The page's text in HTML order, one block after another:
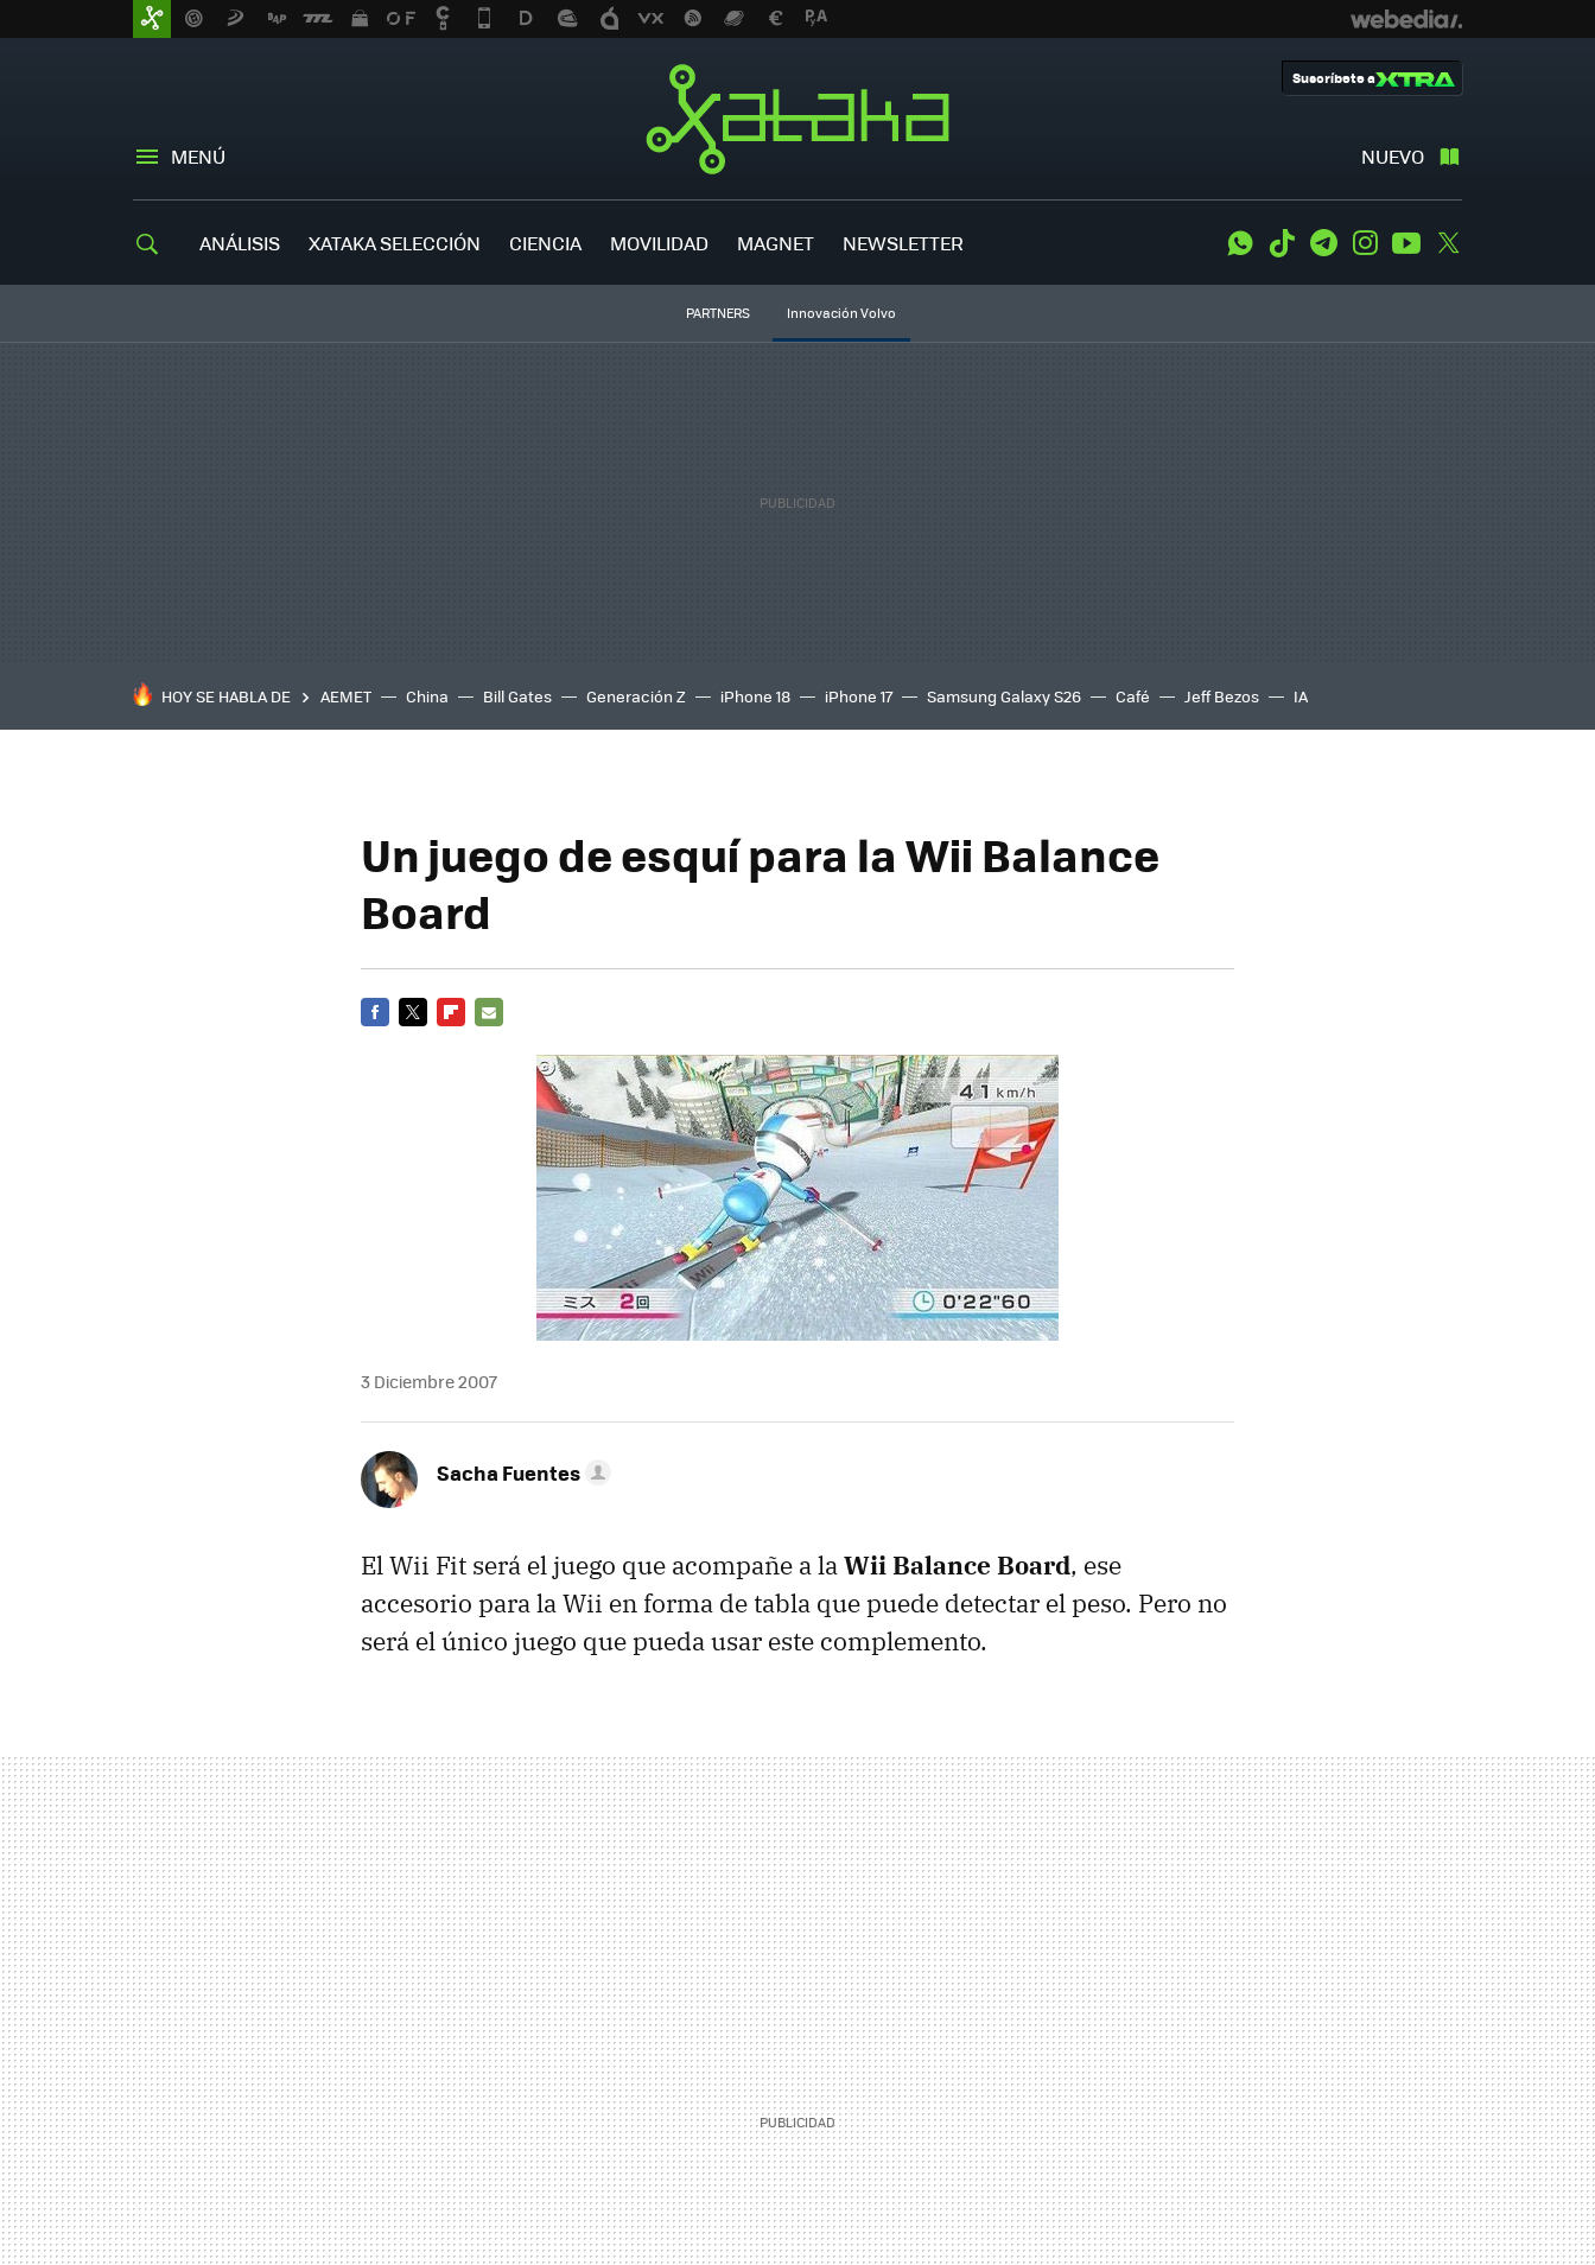
MENÚ NUEVO
Suscríbete a
ANÁLISIS XATAKA SELECCIÓN CIENCIA MOVILIDAD MAGNET NEWSLETTER WhatsApp
Tiktok TelegramInstagramYoutube
PARTNERS Innovación Volvo
HOY SE HABLA DE AEMET China Bill Gates Generación Z iPhone 18 iPhone 17 Samsung Galaxy S26 Café Jeff Bezos IA
Un juego de esquí para la Wii Balance
Board
3 Diciembre 2007
Sacha Fuentes
El Wii Fit será el juego que acompañe a laWii Balance Board, ese
accesorio para la Wii en forma de tabla que puede detectar el peso. Pero no
será el único juego que pueda usar este complemento.